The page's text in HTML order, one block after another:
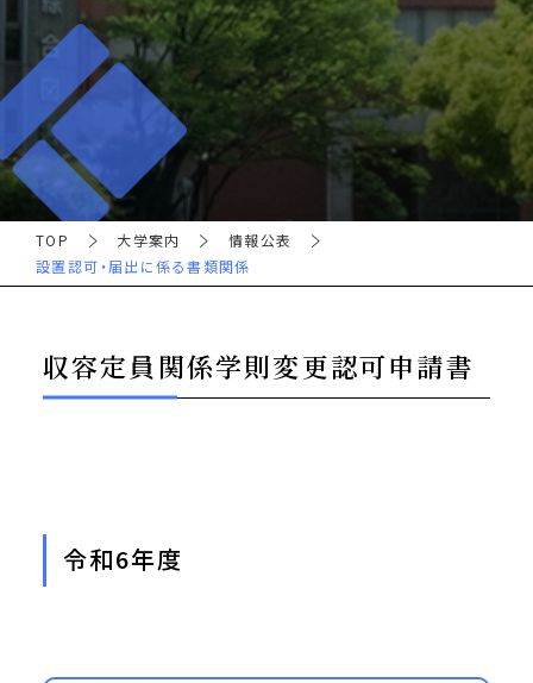
TOP 大学案内
情報公表
設置認可・届出に係る書類関係
収容定員関係学則変更認可申請書
令和6年度